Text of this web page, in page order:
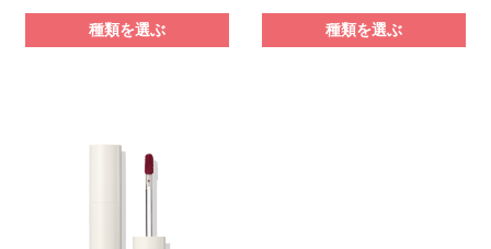
種類を選ぶ 種類を選ぶ